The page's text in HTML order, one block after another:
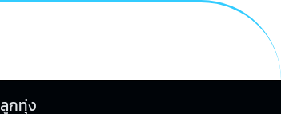
ลูกทุ่ง